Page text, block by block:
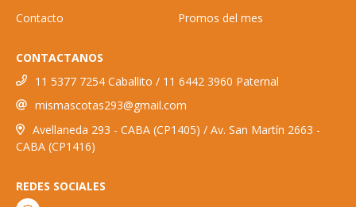
Contacto Promos del mes
CONTACTANOS
11 5377 7254 Caballito / 11 6442 3960 Paternal
mismascotas293@gmail.com
Avellaneda 293 - CABA (CP1405) / Av. San Martín 2663 -
CABA (CP1416)
REDES SOCIALES